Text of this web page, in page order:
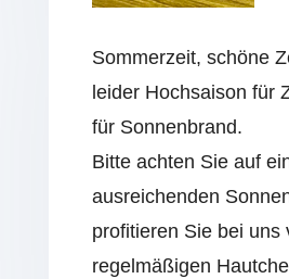
Sommerzeit, schöne
leider Hochsaison für
für Sonnenbrand.
Bitte achten Sie auf
ausreichenden
profitieren Sie bei uns
regelmäßigen